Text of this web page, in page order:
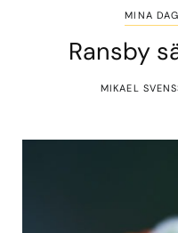
MINA
Ransby
MIKAEL